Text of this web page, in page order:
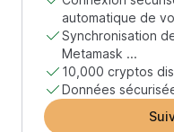
automatique de
Synchronisation
Metamask ...
10,000 cryptos
Données